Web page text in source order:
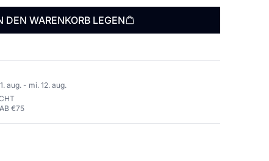
DEN WARENKORB LEGEN
aug. - mi. 12. aug.
€75